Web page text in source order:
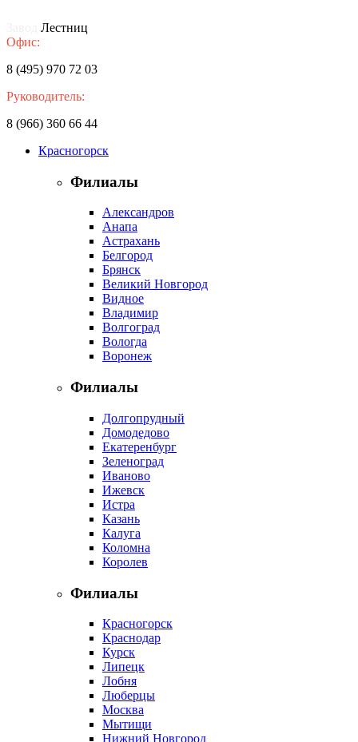
Лестниц
Офис:
8 (495) 970 72 03
Руководитель:
8 (966) 360 66 44
Красногорск
Филиалы
Александров
Анапа
Астрахань
Белгород
Брянск
Великий Новгород
Видное
Владимир
Волгоград
Вологда
Воронеж
Филиалы
Долгопрудный
Домодедово
Екатеренбург
Зеленоград
Иваново
Ижевск
Истра
Казань
Калуга
Коломна
Королев
Филиалы
Красногорск
Краснодар
Курск
Липецк
Лобня
Люберцы
Москва
Мытищи
Нижний Новгород